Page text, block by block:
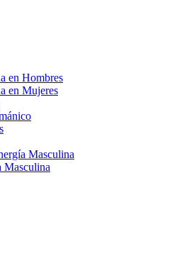
en Hombres
en Mujeres
Masculina
Masculina